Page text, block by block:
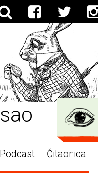
Podcast Čitaonica